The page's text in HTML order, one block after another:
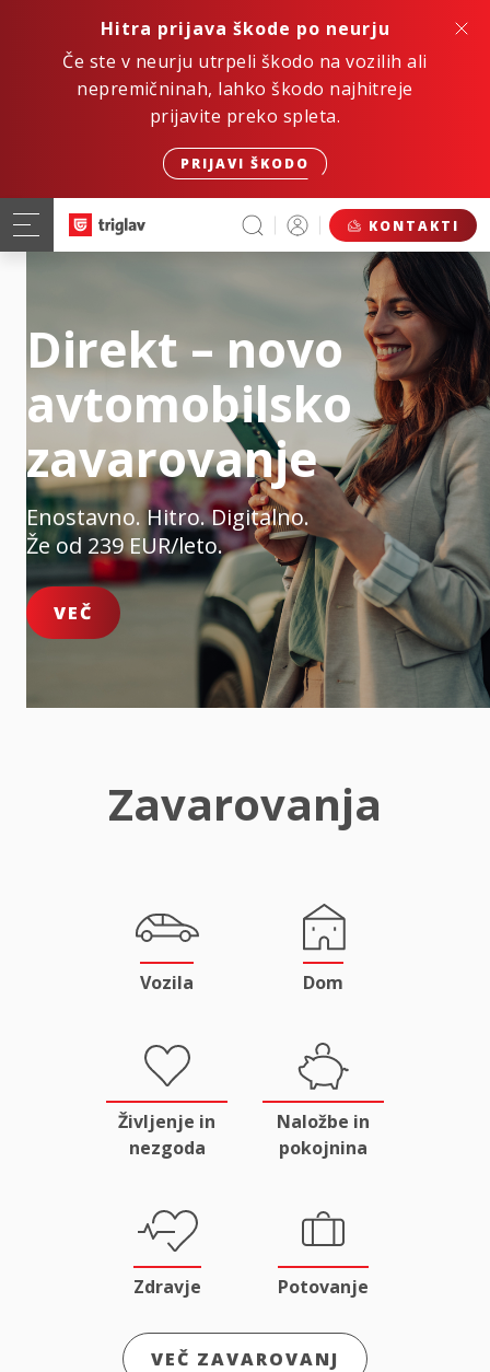
Hitra prijava škode po neurju
Če ste v neurju utrpeli škodo na vozilih ali
nepremičninah, lahko škodo najhitreje
prijavite preko spleta.
PRIJAVI ŠKODO
KONTAKTI
Direkt – novo
avtomobilsko
zavarovanje
Enostavno. Hitro. Digitalno.
Že od 239 EUR/leto.
VEČ
Zavarovanja
Vozila Dom
Življenje in
nezgoda
Naložbe in
pokojnina
Zdravje Potovanje
VEČ ZAVAROVANJ